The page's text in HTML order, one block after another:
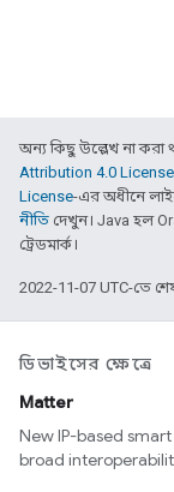
অন্য কিছু উল্লেখ না করা
Attribution 4.0 License
License-এর অধীনে
নীতি দেখুন। Java হল
ট্রেডমার্ক।
2022-11-07 UTC-তে
ডিভাইসের ক্ষেত্রে
Matter
New IP-based
broad